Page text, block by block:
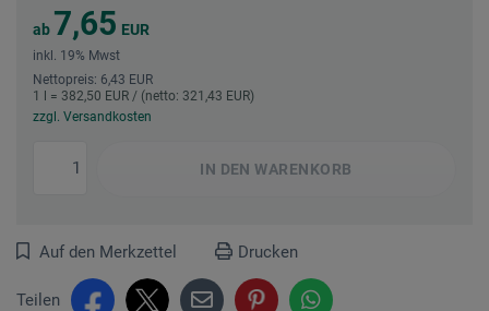
ab 7,65 EUR
inkl. 19% Mwst
Nettopreis: 6,43 EUR
1 l = 382,50 EUR / (netto: 321,43 EUR)
zzgl. Versandkosten
IN DEN WARENKORB
Auf den Merkzettel Drucken
Teilen